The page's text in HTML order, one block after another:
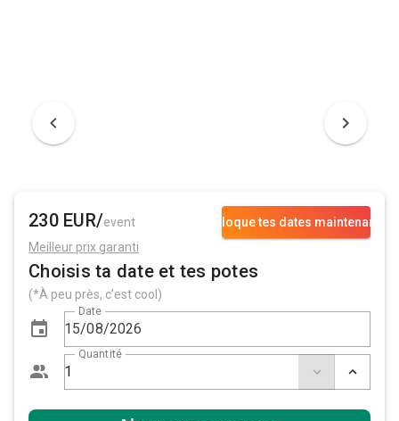
Bloque tes dates maintenant
230 EUR/event
Meilleur prix garanti
Choisis ta date et tes potes
(*À peu près, c’est cool)
Date
Quantité